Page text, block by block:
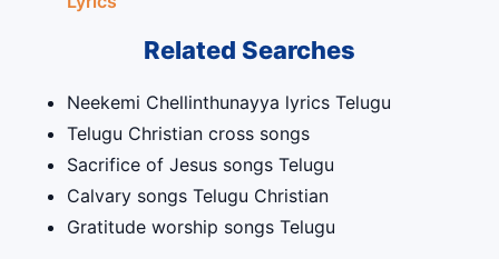
Related Searches
Neekemi Chellinthunayya lyrics Telugu
Telugu Christian cross songs
Sacrifice of Jesus songs Telugu
Calvary songs Telugu Christian
Gratitude worship songs Telugu